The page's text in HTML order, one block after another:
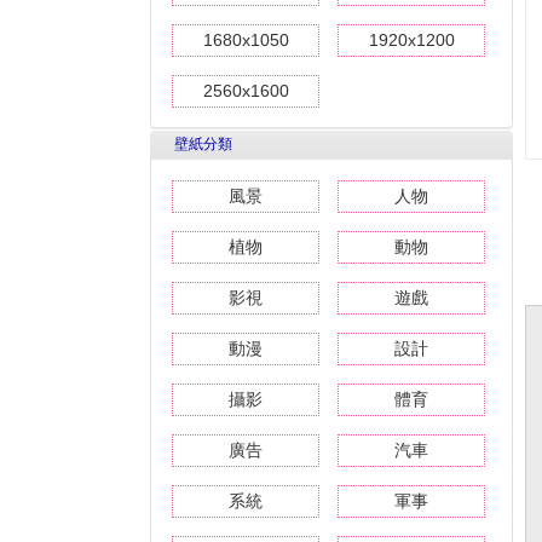
1680x1050 1920x1200
2560x1600
壁紙分類
風景 人物
植物 動物
影視 遊戲
動漫 設計
攝影 體育
廣告 汽車
系統 軍事